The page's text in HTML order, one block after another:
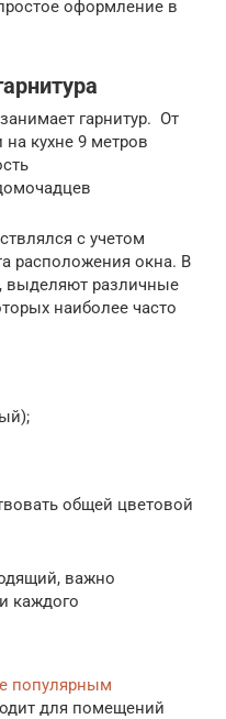
оформление в
гарнитур. От
кухне 9 метров
с учетом
расположения окна. В
выделяют различные
наиболее часто
общей цветовой
важно
каждого
популярным
для помещений